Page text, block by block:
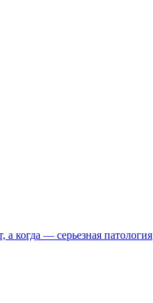
а когда — серьезная патология